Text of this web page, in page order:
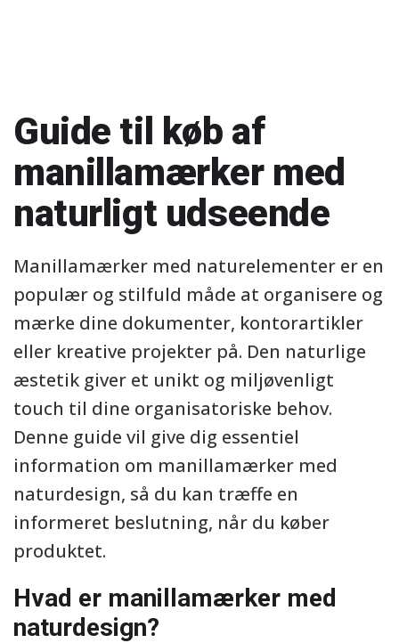
Guide til køb af
manillamærker med
naturligt udseende
Manillamærker med naturelementer er en
populær og stilfuld måde at organisere og
mærke dine dokumenter, kontorartikler
eller kreative projekter på. Den naturlige
æstetik giver et unikt og miljøvenligt
touch til dine organisatoriske behov.
Denne guide vil give dig essentiel
information om manillamærker med
naturdesign, så du kan træffe en
informeret beslutning, når du køber
produktet.
Hvad er manillamærker med
naturdesign?